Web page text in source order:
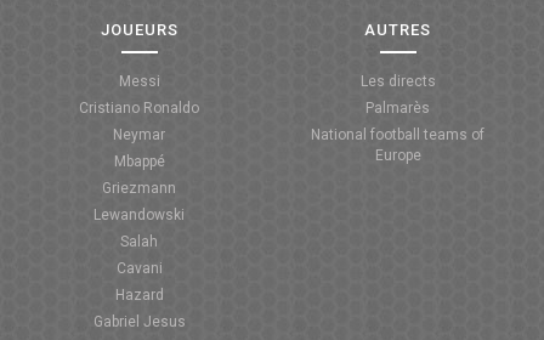
JOUEURS
Messi
Cristiano Ronaldo
Neymar
Mbappé
Griezmann
Lewandowski
Salah
Cavani
Hazard
Gabriel Jesus
AUTRES
Les directs
Palmarès
National football teams of
Europe